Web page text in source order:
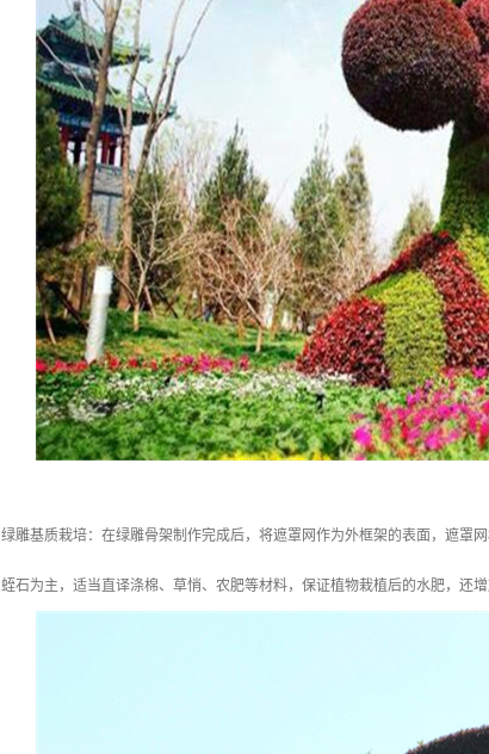
绿雕基质栽培：在绿雕骨架制作完成后，将遮罩网作为外框架的表面，遮罩
蛭石为主，适当直译涤棉、草悄、农肥等材料，保证植物栽植后的水肥，还增